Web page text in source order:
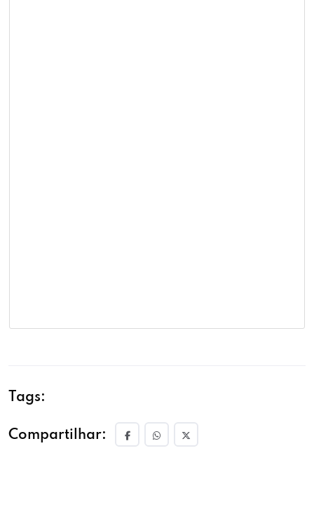
Tags:
Compartilhar: